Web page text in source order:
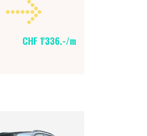
CHF 1'336.-/m